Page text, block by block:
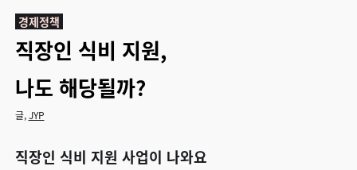
경제정책
직장인 식비 지원,
나도 해당될까?
글,JYP
직장인 식비 지원 사업이 나와요